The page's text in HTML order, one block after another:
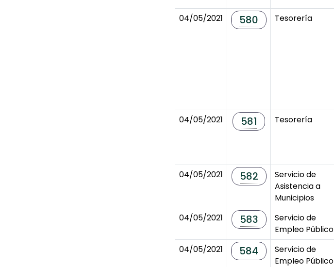
04/05/2021 580 Tesorería
04/05/2021
581 Tesorería
04/05/2021
582
Servicio de
Asistencia a
Municipios
04/05/2021 583
Servicio de
Empleo Público
04/05/2021
584
Servicio de
Empleo Público